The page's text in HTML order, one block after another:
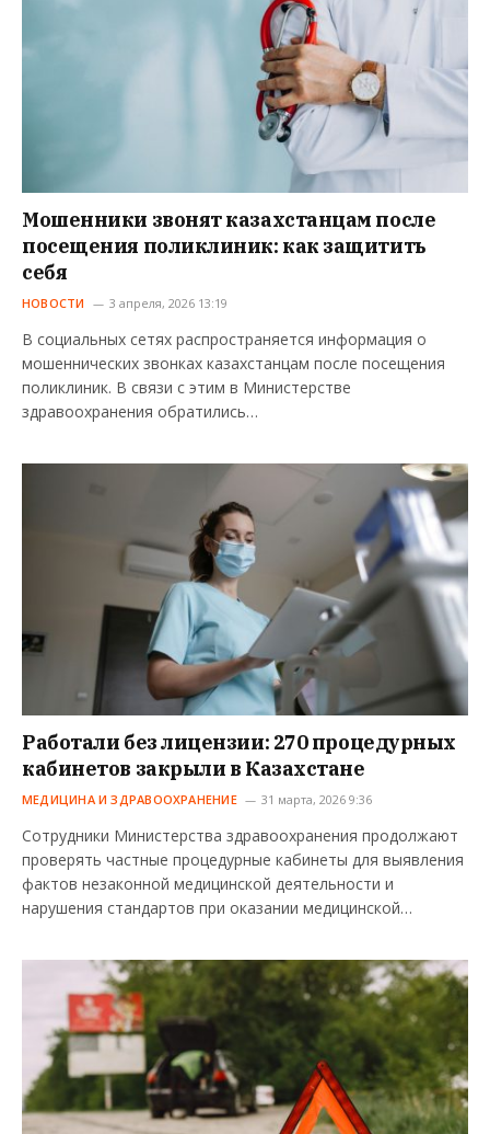
Мошенники звонят казахстанцам после
посещения поликлиник: как защитить
себя
НОВОСТИ 3 апреля, 2026 13:19
В социальных сетях распространяется информация о
мошеннических звонках казахстанцам после посещения
поликлиник. В связи с этим в Министерстве
здравоохранения обратились…
Работали без лицензии: 270 процедурных
кабинетов закрыли в Казахстане
МЕДИЦИНА И ЗДРАВООХРАНЕНИЕ 31 марта, 2026 9:36
Сотрудники Министерства здравоохранения продолжают
проверять частные процедурные кабинеты для выявления
фактов незаконной медицинской деятельности и
нарушения стандартов при оказании медицинской…